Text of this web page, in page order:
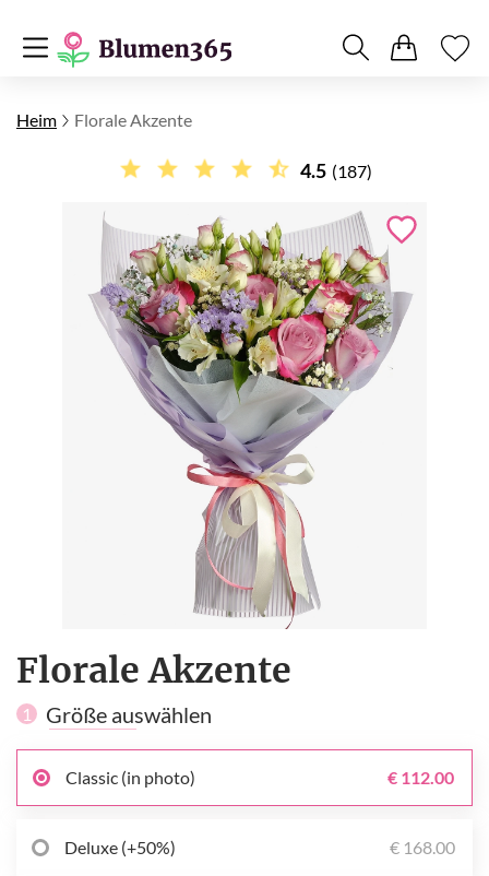
Heim Florale Akzente
4.5 (187)
Florale Akzente
1 Größe auswählen
Classic (in photo) € 112.00
Deluxe (+50%) € 168.00